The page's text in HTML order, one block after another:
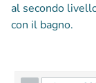
al secondo
con il bagno.